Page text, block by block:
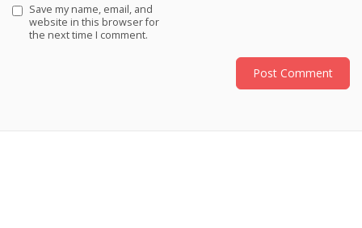
Save my name, email, and
website in this browser for
the next time I comment.